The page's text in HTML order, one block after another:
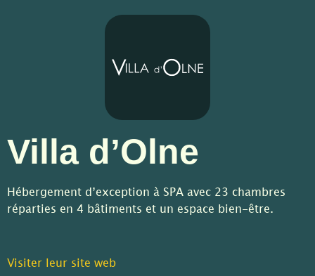
Villa d’Olne
Hébergement d’exception à SPA avec 23 chambres
réparties en 4 bâtiments et un espace bien-être.
Visiter leur site web